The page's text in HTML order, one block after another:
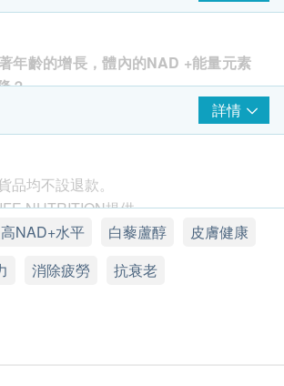
年齡的增長，體內的NAD +能量元素
？
修復，
關的徵狀和病症。研究證實，服用
單核苷酸，可以有效增加體內細胞線
素NAD +的最有效方法之一。
怡善NMN+ 採用市面上高劑量的專利
NMN，每粒素食膠囊NMN含量高達
為99.8%，穩定性達至極致。
詳情
品均不設退款。
NUTRITION提供。
議，LIFE NUTRITION及健康網購
NAD+水平 白藜蘆醇
皮膚健康
消除疲勞 抗衰老